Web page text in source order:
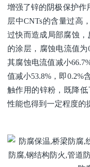
增强了锌的阴极保护作
层中CNTs的含量过高
过快而造成局部腐蚀，
的涂层，腐蚀电流值为
其腐蚀电流值减小
值减小53.8%，即0.2%
触作用的锌粉，既降
性能也得到一定程度的